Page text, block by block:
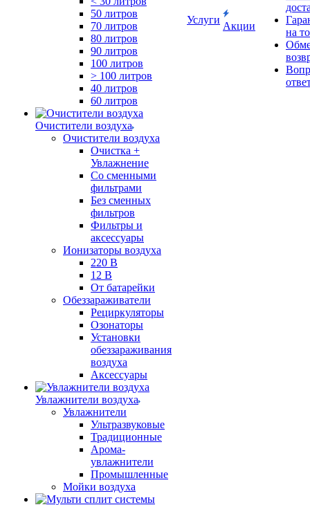
50 литров
70 литров
80 литров
90 литров
100 литров
> 100 литров
40 литров
60 литров
Очистители воздуха
Очистители воздуха
Очистка +
Увлажнение
Cо сменными
фильтрами
Без сменных
фильтров
Фильтры и
аксессуары
Ионизаторы воздуха
220 В
12 В
От батарейки
Обеззараживатели
Рециркуляторы
Озонаторы
Установки
обеззараживания
воздуха
Аксессуары
Увлажнители воздуха
Увлажнители
Ультразвуковые
Традиционные
Арома-
увлажнители
Промышленные
Мойки воздуха
Услуги
Акции
на